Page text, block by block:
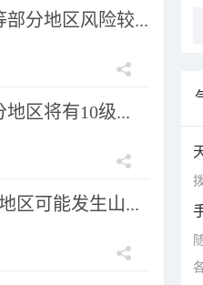
分地区风险较...
区将有10级...
区可能发生山...